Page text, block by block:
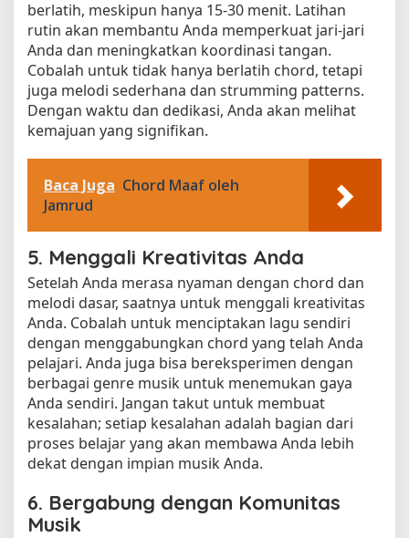
berlatih, meskipun hanya 15-30 menit. Latihan
rutin akan membantu Anda memperkuat jari-jari
Anda dan meningkatkan koordinasi tangan.
Cobalah untuk tidak hanya berlatih chord, tetapi
juga melodi sederhana dan strumming patterns.
Dengan waktu dan dedikasi, Anda akan melihat
kemajuan yang signifikan.
Baca Juga Chord Maaf oleh
Jamrud
5. Menggali Kreativitas Anda
Setelah Anda merasa nyaman dengan chord dan
melodi dasar, saatnya untuk menggali kreativitas
Anda. Cobalah untuk menciptakan lagu sendiri
dengan menggabungkan chord yang telah Anda
pelajari. Anda juga bisa bereksperimen dengan
berbagai genre musik untuk menemukan gaya
Anda sendiri. Jangan takut untuk membuat
kesalahan; setiap kesalahan adalah bagian dari
proses belajar yang akan membawa Anda lebih
dekat dengan impian musik Anda.
6. Bergabung dengan Komunitas
Musik